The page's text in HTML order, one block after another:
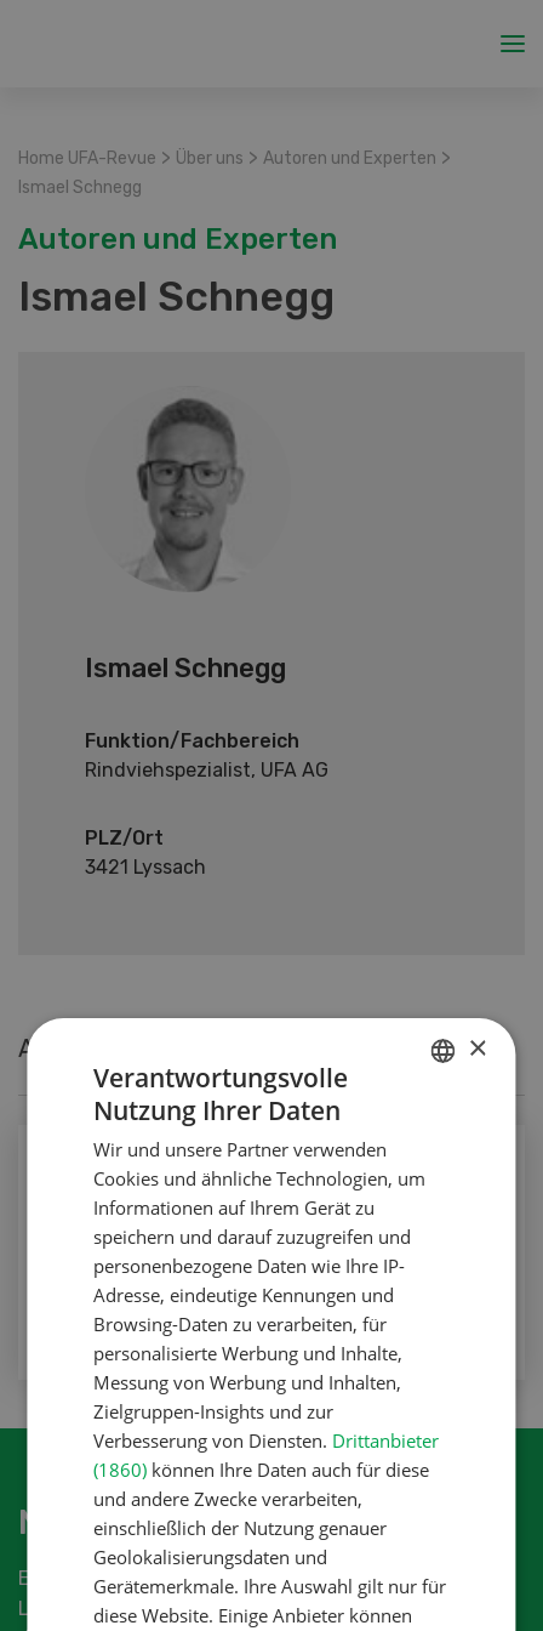
Home UFA-Revue > Über uns > Autoren und Experten >
Ismael Schnegg
Autoren und Experten
Ismael Schnegg
Ismael Schnegg
Funktion/Fachbereich
Rindviehspezialist, UFA AG
PLZ/Ort
3421 Lyssach
Aktuelle Artikel von Ismael Schnegg
Nutztiere
Hitze: Feind der Fruchtbarkeit
Nutztiere
ZUM ARTIKEL
Newsletter abonnieren
Erhalten Sie die aktuellen News aus der
Landwirtschaftsbranche.
×
Verantwortungsvolle
Nutzung Ihrer Daten
Wir und unsere Partner verwenden
Cookies und ähnliche Technologien, um
Informationen auf Ihrem Gerät zu
speichern und darauf zuzugreifen und
personenbezogene Daten wie Ihre IP-
Adresse, eindeutige Kennungen und
Browsing-Daten zu verarbeiten, für
personalisierte Werbung und Inhalte,
Messung von Werbung und Inhalten,
Zielgruppen-Insights und zur
Verbesserung von Diensten. Drittanbieter
(1860) können Ihre Daten auch für diese
und andere Zwecke verarbeiten,
einschließlich der Nutzung genauer
Geolokalisierungsdaten und
Gerätemerkmale. Ihre Auswahl gilt nur für
diese Website. Einige Anbieter können